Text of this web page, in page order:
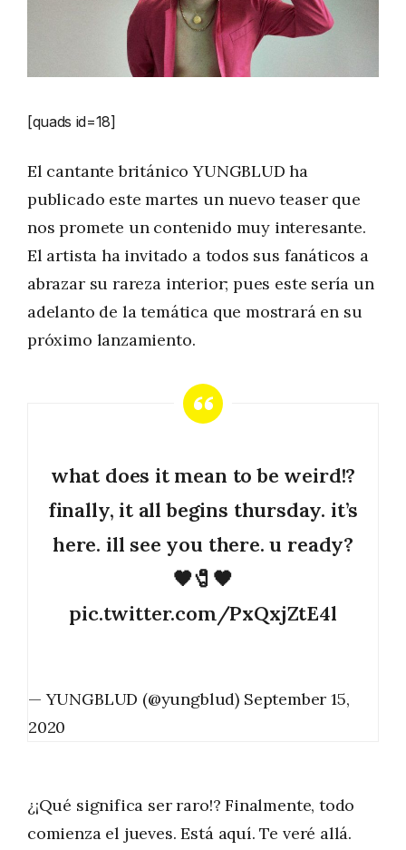
[quads id=18]
El cantante británico YUNGBLUD ha
publicado este martes un nuevo teaser que
nos promete un contenido muy interesante.
El artista ha invitado a todos sus fanáticos a
abrazar su rareza interior; pues este sería un
adelanto de la temática que mostrará en su
próximo lanzamiento.
what does it mean to be weird!?
finally, it all begins thursday. it’s
here. ill see you there. u ready?
🖤🧷🖤
pic.twitter.com/PxQxjZtE4l
— YUNGBLUD (@yungblud) September 15,
2020
¿¡Qué significa ser raro!? Finalmente, todo
comienza el jueves. Está aquí. Te veré allá.